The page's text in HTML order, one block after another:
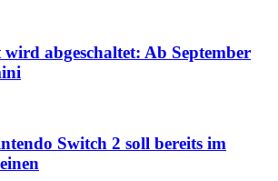
wird abgeschaltet: Ab September
Switch 2 soll bereits im